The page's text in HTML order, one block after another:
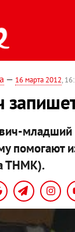
— 16 марта 2012,
младший
помогают
ТНМК).